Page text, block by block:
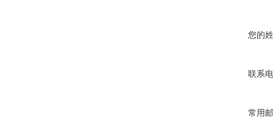
您的
联系
常用